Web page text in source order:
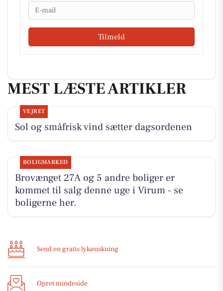
Email
Tilmeld
MEST LÆSTE ARTIKLER
VEJRET
Sol og småfrisk vind sætter dagsordenen
BOLIGMARKED
Brovænget 27A og 5 andre boliger er
kommet til salg denne uge i Virum - se
boligerne her.
Send en gratis lykønskning
Opret mindeside